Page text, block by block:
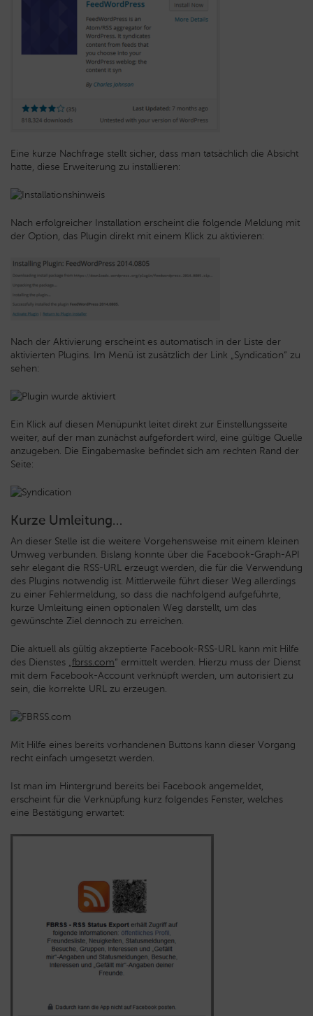
Eine kurze Nachfrage stellt sicher, dass man tatsächlich die Absicht
hatte, diese Erweiterung zu installieren:
Nach erfolgreicher Installation erscheint die folgende Meldung mit
der Option, das Plugin direkt mit einem Klick zu aktivieren:
Nach der Aktivierung erscheint es automatisch in der Liste der
aktivierten Plugins. Im Menü ist zusätzlich der Link „Syndication“ zu
sehen:
Ein Klick auf diesen Menüpunkt leitet direkt zur Einstellungsseite
weiter, auf der man zunächst aufgefordert wird, eine gültige Quelle
anzugeben. Die Eingabemaske befindet sich am rechten Rand der
Seite:
Kurze Umleitung…
An dieser Stelle ist die weitere Vorgehensweise mit einem kleinen
Umweg verbunden. Bislang konnte über die Facebook-Graph-API
sehr elegant die RSS-URL erzeugt werden, die für die Verwendung
des Plugins notwendig ist. Mittlerweile führt dieser Weg allerdings
zu einer Fehlermeldung, so dass die nachfolgend aufgeführte,
kurze Umleitung einen optionalen Weg darstellt, um das
gewünschte Ziel dennoch zu erreichen.
Die aktuell als gültig akzeptierte Facebook-RSS-URL kann mit Hilfe
des Dienstes „fbrss.com“ ermittelt werden. Hierzu muss der Dienst
mit dem Facebook-Account verknüpft werden, um autorisiert zu
sein, die korrekte URL zu erzeugen.
Mit Hilfe eines bereits vorhandenen Buttons kann dieser Vorgang
recht einfach umgesetzt werden.
Ist man im Hintergrund bereits bei Facebook angemeldet,
erscheint für die Verknüpfung kurz folgendes Fenster, welches
eine Bestätigung erwartet: